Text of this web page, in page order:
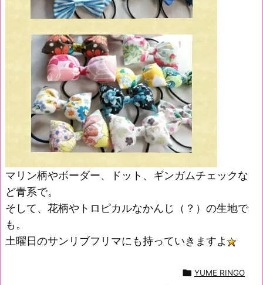
マリン柄やボーダー、ドット、ギンガムチェックな
ど青系で。
そして、花柄やトロピカルなかんじ（？）の生地で
も。
土曜日のサンリブフリマにも持っていきますよ
 YUME RINGO